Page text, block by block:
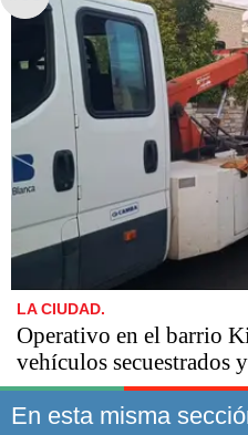
LA CIUDAD.
Operativo en el barrio
vehículos secuestrados
En esta misma